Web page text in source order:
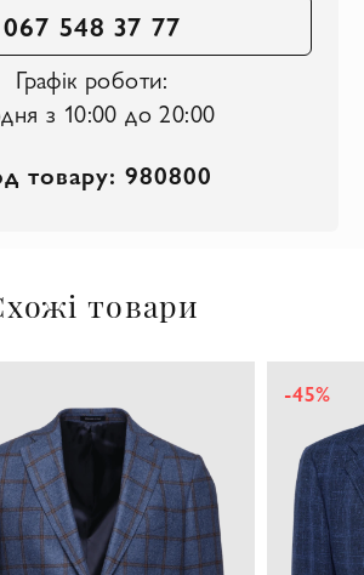
067 548 37 77
Графік роботи:
з 10:00 до 20:00
товару: 980800
товари
-45%